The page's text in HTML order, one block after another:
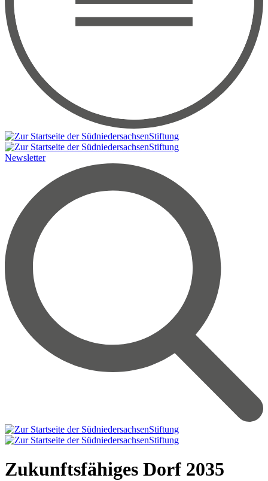
Newsletter
Zukunftsfähiges Dorf 2035